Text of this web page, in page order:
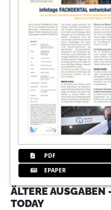
PDF
EPAPER
ÄLTERE
TODAY